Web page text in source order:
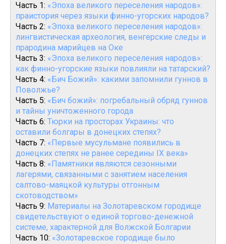
Часть 1: «Эпоха великого переселения народов»:
праистория через языки финно-угорских народов?
Часть 2: «Эпоха великого переселения народов»:
лингвистическая археология, венгерские следы и
прародина марийцев на Оке
Часть 3: «Эпоха великого переселения народов»:
как финно-угорские языки повлияли на татарский?
Часть 4: «Бич Божий»: какими запомнили гуннов в
Поволжье?
Часть 5: «Бич божий»: погребальный обряд гуннов
и тайны уничтоженного города
Часть 6: Тюрки на просторах Украины: что
оставили болгары в донецких степях?
Часть 7: «Первые мусульмане появились в
донецких степях не ранее середины IX века»
Часть 8: «Памятники являются сезонными
лагерями, связанными с занятием населения
салтово-маяцкой культуры отгонным
скотоводством»
Часть 9: Материалы на Золотаревском городище
свидетельствуют о единой торгово-денежной
системе, характерной для Волжской Болгарии
Часть 10: «Золотаревское городище было